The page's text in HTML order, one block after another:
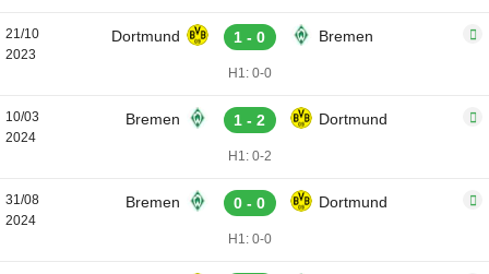
21/10
2023
Dortmund 1 - 0 Bremen
H1: 0-0
10/03
2024
Bremen 1 - 2 Dortmund
H1: 0-2
31/08
2024
Bremen 0 - 0 Dortmund
H1: 0-0